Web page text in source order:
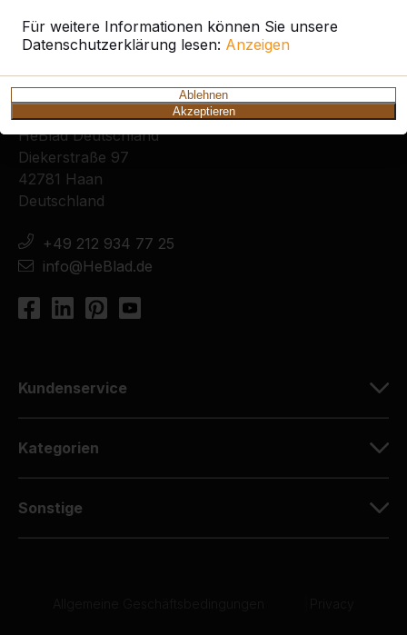
Für weitere Informationen können Sie unsere
Datenschutzerklärung lesen: Anzeigen
Ablehnen
Akzeptieren
Kontakt
HeBlad Deutschland
Diekerstraße 97
42781 Haan
Deutschland
+49 212 934 77 25
info@HeBlad.de
Kundenservice
Kategorien
Sonstige